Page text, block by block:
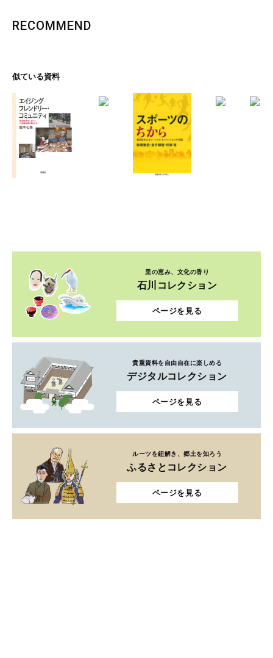
RECOMMEND
似ている資料
里の恵み、文化の香り
石川コレクション
ページを見る
貴重資料を自由自在に楽しめる
デジタルコレクション
ページを見る
ルーツを紐解き、郷土を知ろう
ふるさとコレクション
ページを見る